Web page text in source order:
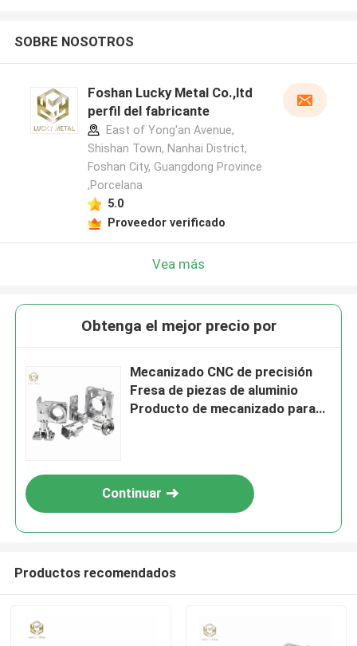
SOBRE NOSOTROS
Foshan Lucky Metal Co.,ltd
perfil del fabricante
East of Yong'an Avenue,
Shishan Town, Nanhai District,
Foshan City, Guangdong Province
,Porcelana
5.0
Proveedor verificado
Vea más
Obtenga el mejor precio por
Mecanizado CNC de precisión
Fresa de piezas de aluminio
Producto de mecanizado para
Continuar
Productos recomendados